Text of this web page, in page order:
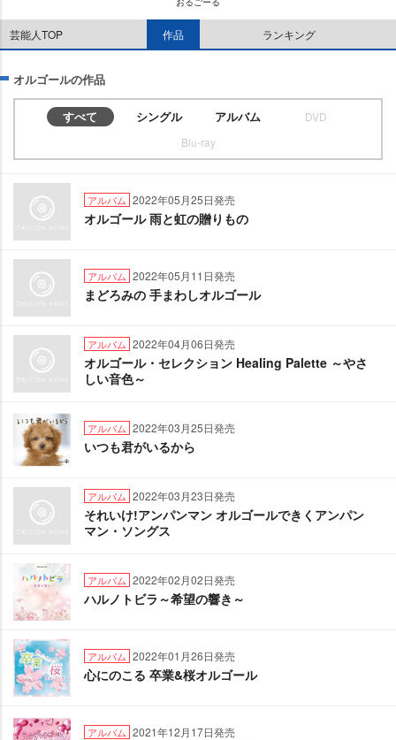
芸能人TOP 作品 ランキング
オルゴールの作品
すべて シングル アルバム
DVD
Blu-ray
アルバム 2022年05月25日発売
オルゴール 雨と虹の贈りもの
アルバム 2022年05月11日発売
まどろみの 手まわしオルゴール
アルバム 2022年04月06日発売
オルゴール・セレクション Healing Palette ～やさ
しい音色～
アルバム 2022年03月25日発売
いつも君がいるから
アルバム 2022年03月23日発売
それいけ!アンパンマン オルゴールできくアンパン
マン・ソングス
アルバム 2022年02月02日発売
ハルノトビラ～希望の響き～
アルバム 2022年01月26日発売
心にのこる 卒業&桜オルゴール
アルバム 2021年12月17日発売